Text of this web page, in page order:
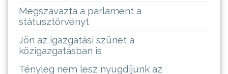
Megszavazta a parlament a
státusztörvényt
Jön az igazgatási szünet a
közigazgatásban is
Tényleg nem lesz nyugdíjunk az